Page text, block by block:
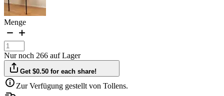
Menge
Nur noch 266 auf Lager
Get $0.50 for each share!
Zur Verfügung gestellt von Tollens.